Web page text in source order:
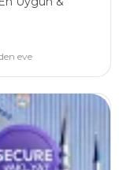
eve